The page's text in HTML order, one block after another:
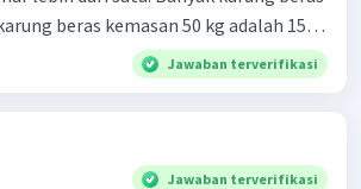
beras kemasan 50 kg adalah 150
kg adalah 2 ton. Perbandingan berat
adalah 1: 3. 9. Berdasarkan teks
beras yang harus dibayar oleh Bu
D. Rp2.280.000
Jawaban terverifikasi
Jawaban terverifikasi